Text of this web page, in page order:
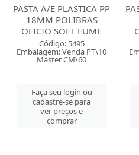
PASTA A/E PLASTICA PP
18MM POLIBRAS
OFICIO SOFT FUME
Código: 5495
Embalagem: Venda PT\10
Master CM\60
Faça seu login ou
cadastre-se para
ver preços e
comprar